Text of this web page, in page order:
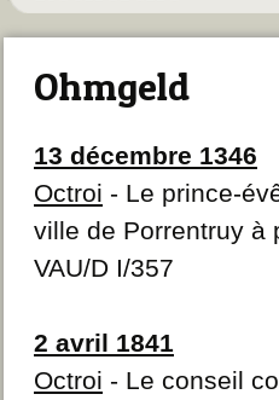
Ohmgeld
13 décembre 1346
Octroi - Le prince-
ville de Porrentruy à
VAU/D I/357
2 avril 1841
Octroi - Le conseil